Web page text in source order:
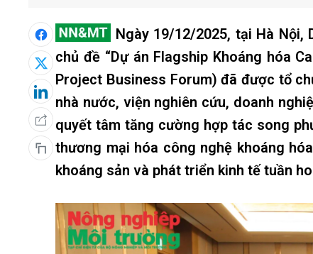
Ngày 19/12/2025, tại Hà Nội,
chủ đề “Dự án Flagship Khoáng hóa
Project Business Forum) đã được tổ
nhà nước, viện nghiên cứu, doanh
quyết tâm tăng cường hợp tác song
thương mại hóa công nghệ khoáng
khoáng sản và phát triển kinh tế tuần